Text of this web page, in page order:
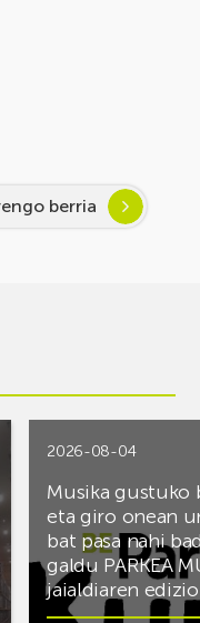
berria
2026-08-04
Musika gustuko
eta giro onean
bat pasa nahi
galdu PARKEA
jaialdiaren